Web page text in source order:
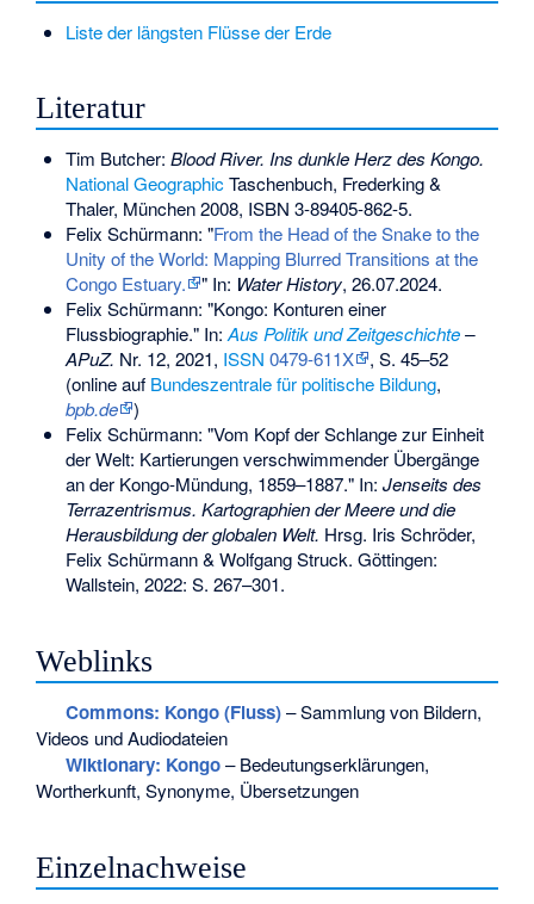
Liste der längsten Flüsse der Erde
Literatur
Tim Butcher: Blood River. Ins dunkle Herz des Kongo.
National GeographicTaschenbuch, Frederking &
Thaler, München 2008, ISBN 3-89405-862-5.
Felix Schürmann: "From the Head of the Snake to the
Unity of the World: Mapping Blurred Transitions at the
Congo Estuary.
" In: Water History, 26.07.2024.
Felix Schürmann: "Kongo: Konturen einer
Flussbiographie." In:Aus Politik und Zeitgeschichte–
APuZ. Nr. 12, 2021, ISSN 0479-611X
, S. 45–52
(online auf Bundeszentrale für politische Bildung,
bpb.de
)
Felix Schürmann: "Vom Kopf der Schlange zur Einheit
der Welt: Kartierungen verschwimmender Übergänge
an der Kongo-Mündung, 1859–1887." In: Jenseits des
Terrazentrismus. Kartographien der Meere und die
Herausbildung der globalen Welt. Hrsg. Iris Schröder,
Felix Schürmann & Wolfgang Struck. Göttingen:
Wallstein, 2022: S. 267–301.
Weblinks
Commons: Kongo (Fluss)– Sammlung von Bildern,
Videos und Audiodateien
Wiktionary: Kongo– Bedeutungserklärungen,
Wortherkunft, Synonyme, Übersetzungen
Einzelnachweise